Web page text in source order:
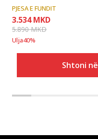
PJESA E FUNDIT
3.534 MKD
5.890MKD
Ulja40%
Shtoni